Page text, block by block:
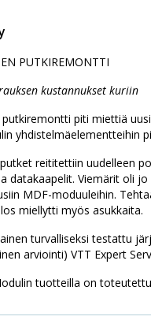
PUTKIREMONTTI
kustannukset kuriin
piti miettiä
yhdistelmäelementteihin
reititettiin uudelleen
datakaapelit. Viemärit oli
MDF-moduuleihin.
miellytti myös asukkaita.
turvalliseksi testattu
arviointi) VTT Expert
tuotteilla on